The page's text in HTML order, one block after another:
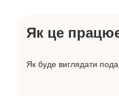
Як це
Як буде виглядати